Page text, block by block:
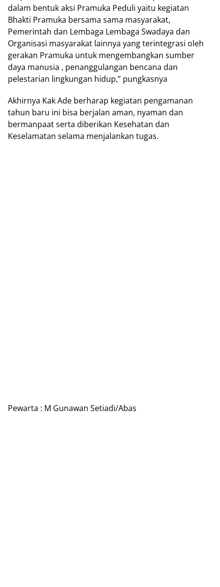
dalam bentuk aksi Pramuka Peduli yaitu kegiatan
Bhakti Pramuka bersama sama masyarakat,
Pemerintah dan Lembaga Lembaga Swadaya dan
Organisasi masyarakat lainnya yang terintegrasi oleh
gerakan Pramuka untuk mengembangkan sumber
daya manusia , penanggulangan bencana dan
pelestarian lingkungan hidup,” pungkasnya
Akhirnya Kak Ade berharap kegiatan pengamanan
tahun baru ini bisa berjalan aman, nyaman dan
bermanpaat serta diberikan Kesehatan dan
Keselamatan selama menjalankan tugas.
Pewarta : M Gunawan Setiadi/Abas